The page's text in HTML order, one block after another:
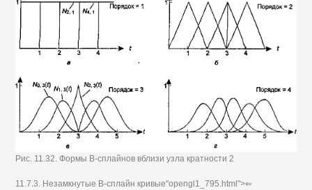
Рис. 11.32. Формы В-сплайнов вблизи узла кратности 2
11.7.3. Незамкнутые В-сплайн кривые"opengl1_795.html">⇐